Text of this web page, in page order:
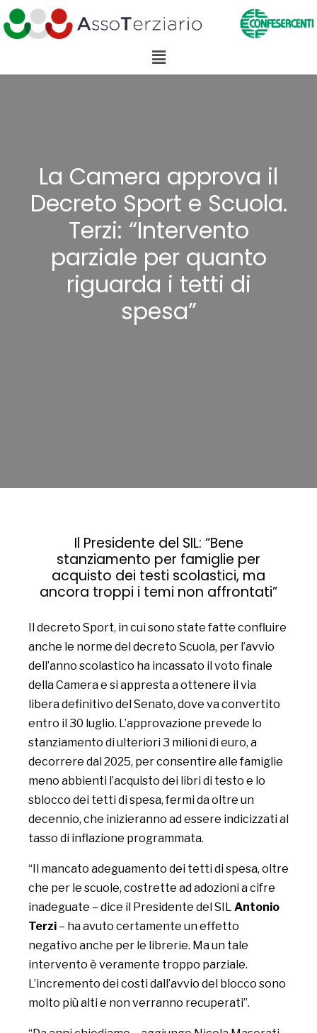
La Camera approva il
Decreto Sport e Scuola.
Terzi: “Intervento
parziale per quanto
riguarda i tetti di
spesa”
Il Presidente del SIL: “Bene
stanziamento per famiglie per
acquisto dei testi scolastici, ma
ancora troppi i temi non affrontati”
Il decreto Sport, in cui sono state fatte confluire
anche le norme del decreto Scuola, per l’avvio
dell’anno scolastico ha incassato il voto finale
della Camera e si appresta a ottenere il via
libera definitivo del Senato, dove va convertito
entro il 30 luglio. L’approvazione prevede lo
stanziamento di ulteriori 3 milioni di euro, a
decorrere dal 2025, per consentire alle famiglie
meno abbienti l’acquisto dei libri di testo e lo
sblocco dei tetti di spesa, fermi da oltre un
decennio, che inizieranno ad essere indicizzati al
tasso di inflazione programmata.
“Il mancato adeguamento dei tetti di spesa, oltre
che per le scuole, costrette ad adozioni a cifre
inadeguate – dice il Presidente del SIL Antonio
Terzi – ha avuto certamente un effetto
negativo anche per le librerie. Ma un tale
intervento è veramente troppo parziale.
L’incremento dei costi dall’avvio del blocco sono
molto più alti e non verranno recuperati”.